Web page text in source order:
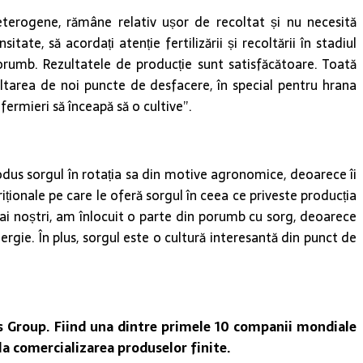
rămâne relativ ușor de recoltat și nu necesită
să acordați atenție fertilizării și recoltării în stadiul
Rezultatele de producție sunt satisfăcătoare. Toată
de noi puncte de desfacere, în special pentru hrana
să înceapă să o cultive”.
sorgul în rotația sa din motive agronomice, deoarece îi
pe care le oferă sorgul în ceea ce priveste producția
noștri, am înlocuit o parte din porumb cu sorg, deoarece
În plus, sorgul este o cultură interesantă din punct de
Group. Fiind una dintre primele 10 companii mondiale
comercializarea produselor finite.